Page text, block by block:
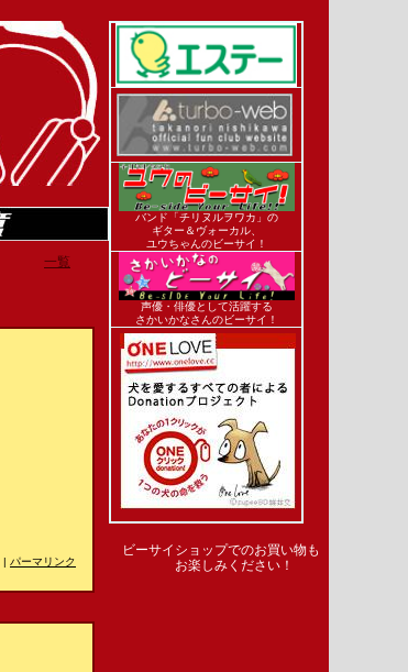
一覧
| パーマリンク
バンド「チリヌルヲワカ」の
ギター＆ヴォーカル、
ユウちゃんのビーサイ！
声優・俳優として活躍する
さかいかなさんのビーサイ！
ビーサイショップでのお買い物も
お楽しみください！